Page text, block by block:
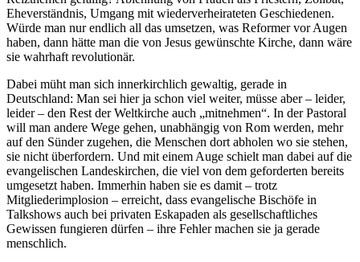
Eheverständnis, Umgang mit wiederverheirateten Geschiedenen.
Würde man nur endlich all das umsetzen, was Reformer vor Augen
haben, dann hätte man die von Jesus gewünschte Kirche, dann wäre
sie wahrhaft revolutionär.
Dabei müht man sich innerkirchlich gewaltig, gerade in
Deutschland: Man sei hier ja schon viel weiter, müsse aber – leider,
leider – den Rest der Weltkirche auch „mitnehmen“. In der Pastoral
will man andere Wege gehen, unabhängig von Rom werden, mehr
auf den Sünder zugehen, die Menschen dort abholen wo sie stehen,
sie nicht überfordern. Und mit einem Auge schielt man dabei auf die
evangelischen Landeskirchen, die viel von dem geforderten bereits
umgesetzt haben. Immerhin haben sie es damit – trotz
Mitgliederimplosion – erreicht, dass evangelische Bischöfe in
Talkshows auch bei privaten Eskapaden als gesellschaftliches
Gewissen fungieren dürfen – ihre Fehler machen sie ja gerade
menschlich.